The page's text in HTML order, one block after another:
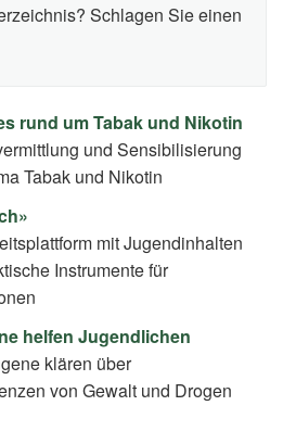
rund um Tabak und Nikotin
und Sensibilisierung
Tabak und Nikotin
mit Jugendinhalten
Instrumente für
helfen Jugendlichen
klären über
von Gewalt und Drogen
Schlagen Sie einen